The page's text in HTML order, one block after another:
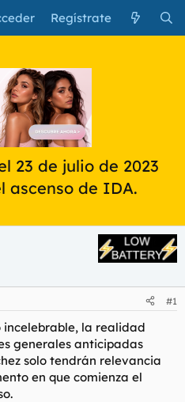
Regístrate
23 de julio de 2023
ascenso de IDA.
#1
incelebrable, la realidad
generales anticipadas
solo tendrán relevancia
en que comienza el